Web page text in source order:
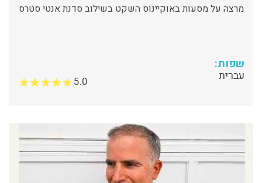
מרצה על מסעות באוקיינוס השקט בשילוב סדנת אנטי סטרס
שפות:
עברית 5.0